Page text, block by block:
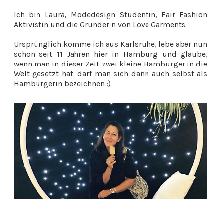
Ich bin Laura, Modedesign Studentin, Fair Fashion
Aktivistin und die Gründerin von Love Garments.
Ursprünglich komme ich aus Karlsruhe, lebe aber nun
schon seit 11 Jahren hier in Hamburg und glaube,
wenn man in dieser Zeit zwei kleine Hamburger in die
Welt gesetzt hat, darf man sich dann auch selbst als
Hamburgerin bezeichnen :)